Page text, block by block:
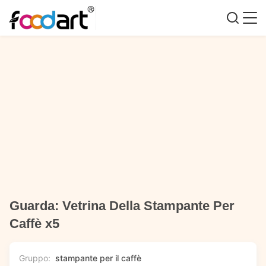
Guarda: Vetrina Della Stampante Per
Caffè x5
Gruppo: stampante per il caffè